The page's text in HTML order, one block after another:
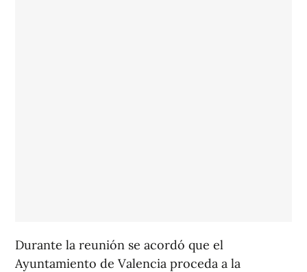
Durante la reunión se acordó que el
Ayuntamiento de Valencia proceda a la